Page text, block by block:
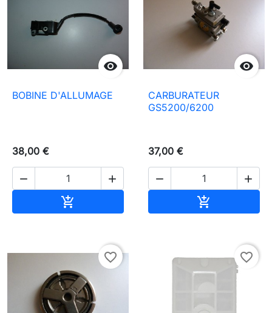

BOBINE D'ALLUMAGE
38,00 €
 


CARBURATEUR
GS5200/6200
37,00 €
 

favorite_border favorite_border